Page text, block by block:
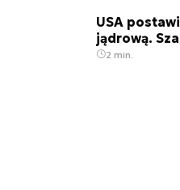
USA
jądrową.
2 min.